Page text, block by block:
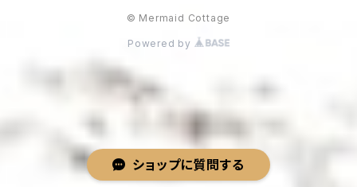
ショップに質問する
© Mermaid Cottage
Powered by